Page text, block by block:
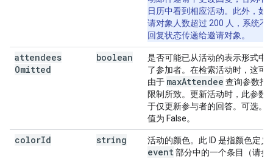
日历中看到相应活动。此外，如
请对象人数超过 200 人，系统不
回复状态传递给邀请对象。
attendees
Omitted
boolean
是否可能已从活动的表示形式中
了参加者。在检索活动时，这可
由于 maxAttendee 查询参数指
限制所致。更新活动时，此参数
于仅更新参与者的回答。可选。
值为 False。
colorId string 活动的颜色。此 ID 是指颜色定义
event部分中的一个条目（请参